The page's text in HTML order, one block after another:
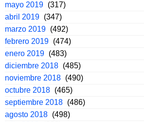
mayo 2019 (317)
abril 2019 (347)
marzo 2019 (492)
febrero 2019 (474)
enero 2019 (483)
diciembre 2018 (485)
noviembre 2018 (490)
octubre 2018 (465)
septiembre 2018 (486)
agosto 2018 (498)